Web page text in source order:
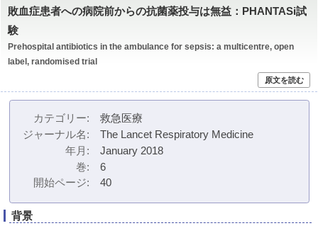
敗血症患者への病院前からの抗菌薬投与は無益：PHANTASi試
験
Prehospital antibiotics in the ambulance for sepsis: a multicentre, open
label, randomised trial
原文を読む
カテゴリー
救急医療
ジャーナル名
The Lancet Respiratory Medicine
年月
January 2018
巻
6
開始ページ
40
背景